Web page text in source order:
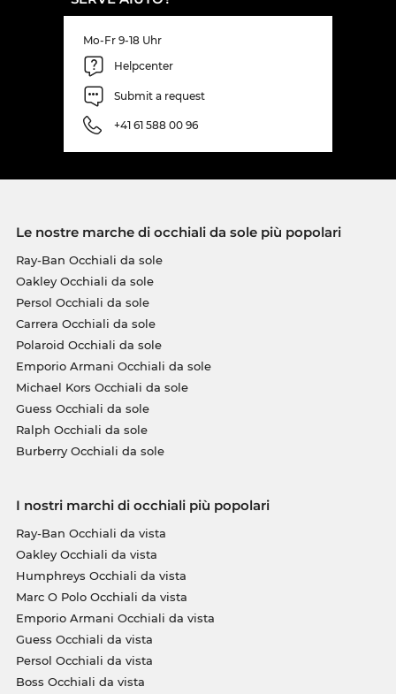
Mo-Fr 9-18 Uhr
Helpcenter
Submit a request
+41 61 588 00 96
Le nostre marche di occhiali da sole più popolari
Ray-Ban Occhiali da sole
Oakley Occhiali da sole
Persol Occhiali da sole
Carrera Occhiali da sole
Polaroid Occhiali da sole
Emporio Armani Occhiali da sole
Michael Kors Occhiali da sole
Guess Occhiali da sole
Ralph Occhiali da sole
Burberry Occhiali da sole
I nostri marchi di occhiali più popolari
Ray-Ban Occhiali da vista
Oakley Occhiali da vista
Humphreys Occhiali da vista
Marc O Polo Occhiali da vista
Emporio Armani Occhiali da vista
Guess Occhiali da vista
Persol Occhiali da vista
Boss Occhiali da vista